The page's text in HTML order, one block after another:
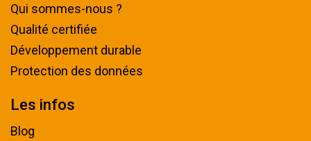
Qui sommes-nous ?
Qualité certifiée
Développement durable
Protection des données
Les infos
Blog